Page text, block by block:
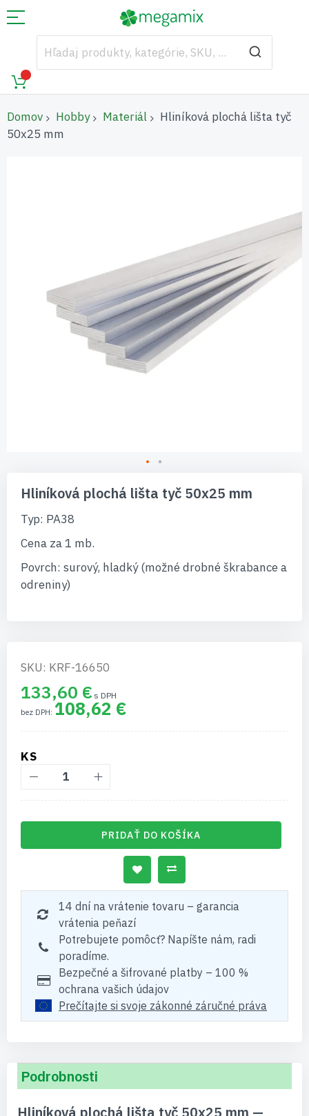
Domov Hobby Materiál
Hliníková plochá lišta tyč
50x25 mm
začiatok
galérie
obrázkov
Hliníková plochá lišta tyč 50x25 mm
Typ: PA38
Cena za 1 mb.
Povrch: surový, hladký (možné drobné škrabance a
odreniny)
SKU: KRF-16650
133,60 €
108,62 €
KS
PRIDAŤ DO KOŠÍKA
14 dní na vrátenie tovaru – garancia
vrátenia peňazí
Potrebujete pomôcť? Napíšte nám, radi
poradíme.
Bezpečné a šifrované platby – 100 %
ochrana vašich údajov
Prečítajte si svoje zákonné záručné práva
Podrobnosti
Hliníková plochá lišta tyč 50x25 mm —